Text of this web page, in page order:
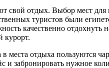
свой отдых. Выбор мест для
туристов были
качественно
курорт.
в места отдыха пользуются
забронировать нужное